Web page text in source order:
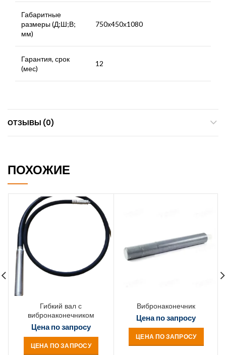
Габаритные
размеры (Д;Ш;В;
мм)
750х450х1080
Гарантия, срок
(мес)
12
ОТЗЫВЫ (0)
ПОХОЖИЕ
Гибкий вал с
вибронаконечником
Цена по запросу
ЦЕНА ПО ЗАПРОСУ
Вибронаконечник
Цена по запросу
ЦЕНА ПО ЗАПРОСУ